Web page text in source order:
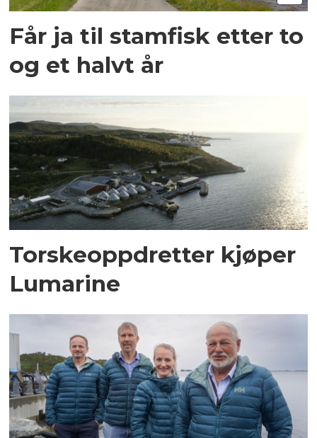
Får ja til stamfisk etter to
og et halvt år
Torskeoppdretter kjøper
Lumarine